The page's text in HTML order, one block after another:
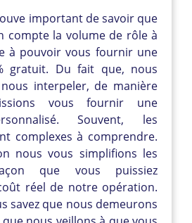
important de savoir que
compte la volume de rôle à
à pouvoir vous fournir une
gratuit. Du fait que, nous
interpeler, de manière
vous fournir une
Souvent, les
complexes à comprendre.
nous vous simplifions les
que vous puissiez
réel de notre opération.
savez que nous demeurons